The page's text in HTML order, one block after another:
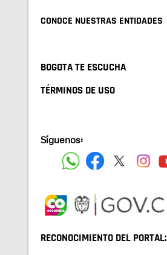
CONOCE NUESTRAS ENTIDADES
BOGOTA TE ESCUCHA
TÉRMINOS DE USO
Síguenos:
RECONOCIMIENTO DEL PORTAL: